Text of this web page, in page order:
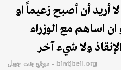
أريد أن أصبح زعيماً او
اساهم مع الوزراء
ولا شيء آخر
bintjbeil.org - موقع بنت جبيل